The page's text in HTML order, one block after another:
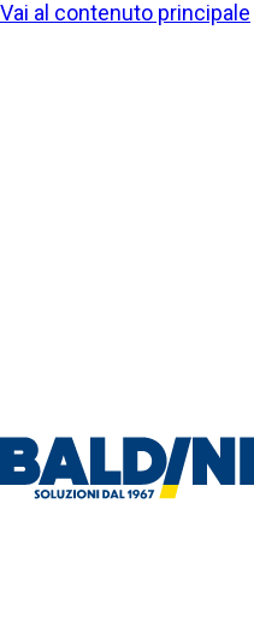
Vai al contenuto principale